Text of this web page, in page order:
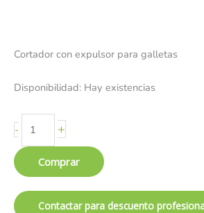
Cortador con expulsor para galletas
Disponibilidad: Hay existencias
- +
Comprar
Contactar para descuento